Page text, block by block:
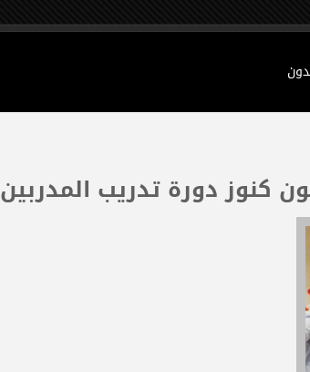
كنوز دورة تدريب المدربين